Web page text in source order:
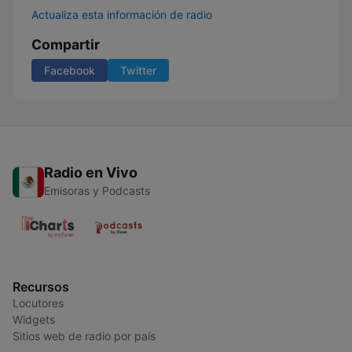
Actualiza esta información de radio
Compartir
Facebook Twitter
Radio en Vivo
Emisoras y Podcasts
Recursos
Locutores
Widgets
Sitios web de radio por país